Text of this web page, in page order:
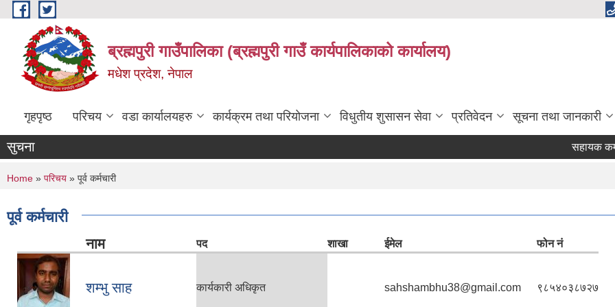
Skip to main content
ब्रह्मपुरी गाउँपालिका (ब्रह्मपुरी गाउँ कार्यपालिकाको कार्यालय)
मधेश प्रदेश, नेपाल
गृहपृष्ठ परिचय वडा कार्यालयहरु कार्यक्रम तथा परियोजना विधुतीय शुसासन सेवा प्रतिवेदन सूचना तथा जानकारी
सुचना सहायक कम्प्युटर
You are here
Home » परिचय » पूर्व कर्मचारी
पूर्व कर्मचारी
नाम पद शाखा ईमेल फोन नं
शम्भु साह कार्यकारी अधिकृत sahshambhu38@gmail.com ९८५४०३८७२७